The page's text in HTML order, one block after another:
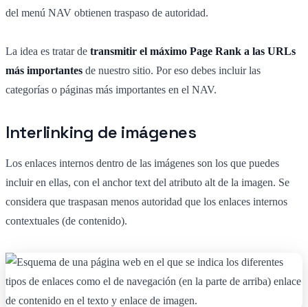
del menú NAV obtienen traspaso de autoridad.
La idea es tratar de transmitir el máximo Page Rank a las URLs
más importantes de nuestro sitio. Por eso debes incluir las
categorías o páginas más importantes en el NAV.
Interlinking de imágenes
Los enlaces internos dentro de las imágenes son los que puedes
incluir en ellas, con el anchor text del atributo alt de la imagen. Se
considera que traspasan menos autoridad que los enlaces internos
contextuales (de contenido).